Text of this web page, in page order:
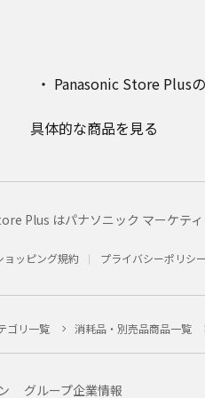
Panasonic Store Plus
具体的な商品を見る
Plus はパナソニック マーケテ
ョッピング規約 プライバシーポリシー
ゴリ一覧 消耗品・別売品商品一覧
グループ企業情報